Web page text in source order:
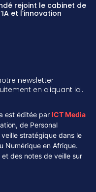
rejoint le cabinet de
et l’innovation
newsletter
en cliquant ici.
est éditée par ICT Media
de Personal
stratégique dans le
Numérique en Afrique.
des notes de veille sur